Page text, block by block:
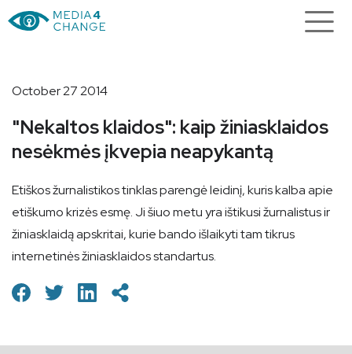
October 27 2014
"Nekaltos klaidos": kaip žiniasklaidos
nesėkmės įkvepia neapykantą
Etiškos žurnalistikos tinklas parengė leidinį, kuris kalba apie
etiškumo krizės esmę. Ji šiuo metu yra ištikusi žurnalistus ir
žiniasklaidą apskritai, kurie bando išlaikyti tam tikrus
internetinės žiniasklaidos standartus.